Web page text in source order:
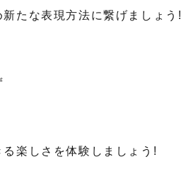
たな表現方法に繋げましょう!
楽しさを体験しましょう!